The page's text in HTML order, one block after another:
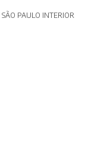
PAULO INTERIOR